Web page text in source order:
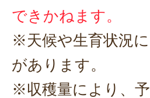
できかねます。
※天候や生育状況
があります。
※収穫量により、